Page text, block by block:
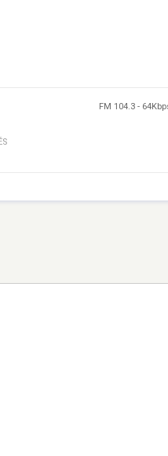
FM 104.3 -